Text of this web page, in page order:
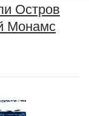
Остров
Монамс